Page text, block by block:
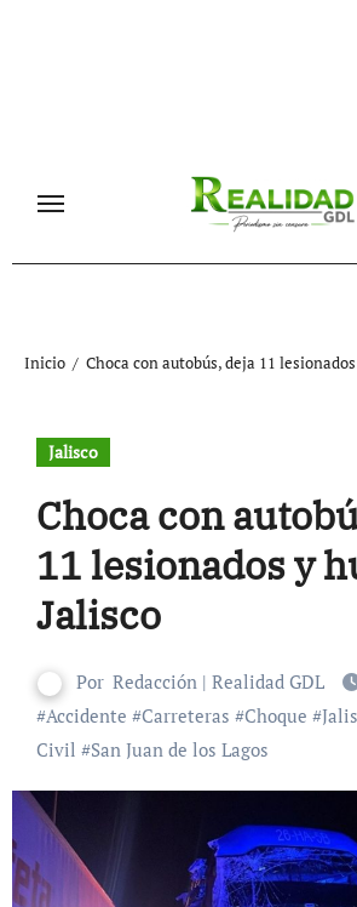
Inicio Choca con autobús, deja 11
Jalisco
Choca con
11 lesionados y
Jalisco
Por Redacción | Realidad GDL
#Accidente #Carreteras #Choque #
Civil #San Juan de los Lagos